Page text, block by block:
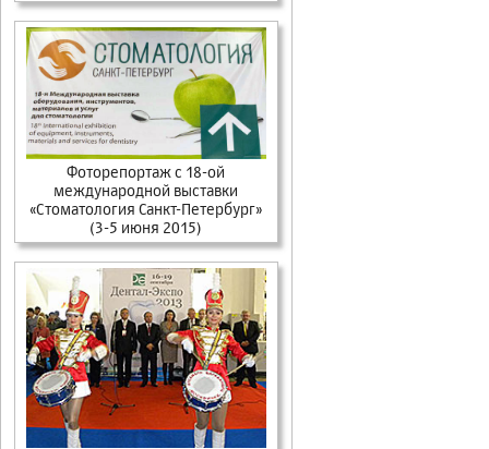
Фоторепортаж c 18-ой
международной выставки
«Стоматология Санкт-Петербург»
(3-5 июня 2015)